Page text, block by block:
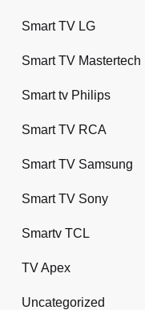
Smart TV LG
Smart TV Mastertech
Smart tv Philips
Smart TV RCA
Smart TV Samsung
Smart TV Sony
Smartv TCL
TV Apex
Uncategorized